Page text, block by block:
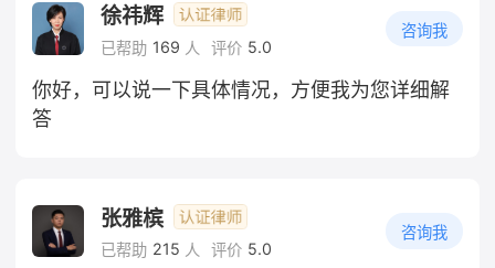
徐祎辉
已帮助 169 人 评价 5.0
咨询我
你好，可以说一下具体情况，方便我为您详细解
答
张雅槟
已帮助 215 人 评价 5.0
咨询我